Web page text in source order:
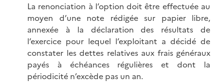
La renonciation à l’option doit être effectuée au
moyen d’une note rédigée sur papier libre,
annexée à la déclaration des résultats de
l’exercice pour lequel l’exploitant a décidé de
constater les dettes relatives aux frais généraux
payés à échéances régulières et dont la
périodicité n’excède pas un an.